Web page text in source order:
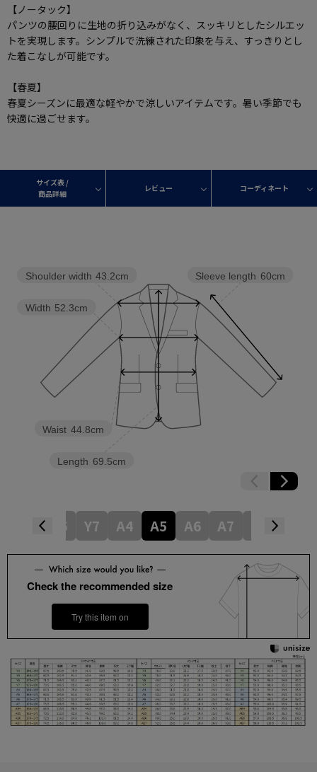
【ノータック】
パンツの腰回りに生地の折り込みがなく、スッキリとしたシルエッ
トを実現します。シンプルで洗練された印象を与え、すっきりとし
た着こなしが可能です。
【春夏】
春夏シーズンに最適な軽やかで涼しいアイテムです。暑い季節でも
快適に過ごせます。
サイズ表 /
商品詳細
レビュー コーディネート
Sleeve length 60cm
Length 69.5cm
Waist 44.8cm
Width 52.3cm
Shoulder width 43.2cm
Y6 Y7 A4 A5 A6 A7 AB4
Check the recommended size
Try this item on